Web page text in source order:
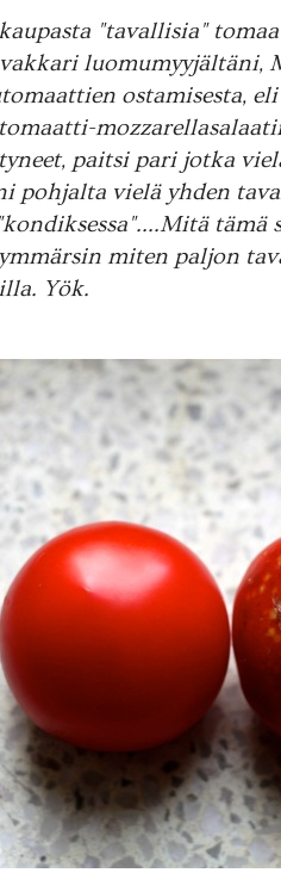
"tavallisia"
luomumyyjältäni,
ostamisesta,
paitsi pari jotka
pohjalta vielä yhden
miten paljon
Yök.